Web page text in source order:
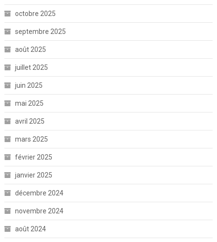
octobre 2025
septembre 2025
août 2025
juillet 2025
juin 2025
mai 2025
avril 2025
mars 2025
février 2025
janvier 2025
décembre 2024
novembre 2024
août 2024